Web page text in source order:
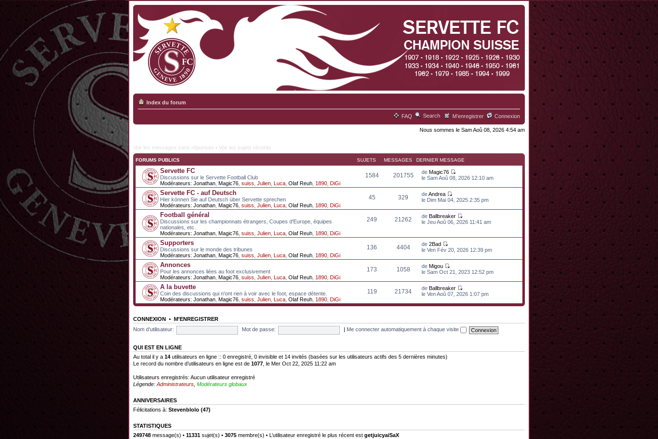
Index du forum
FAQ Search M’enregistrer Connexion
Nous sommes le Sam Aoû 08, 2026 4:54 am
Voir les messages sans réponses • Voir les sujets récents
FORUMS PUBLICS SUJETS MESSAGES DERNIER MESSAGE
Servette FC
Discussions sur le Servette Football Club
Modérateurs: Jonathan Magic76 suiss Julien Luca Olaf Reuh 1890 DiGi
1584 201755 deMagic76
le Sam Aoû 08, 2026 12:10 am
Servette FC - auf Deutsch
Hier können Sie auf Deutsch über Servette sprechen
Modérateurs: Jonathan Magic76 suiss Julien Luca Olaf Reuh 1890 DiGi
45 329 deAndrea
le Dim Mai 04, 2025 2:35 pm
Football général
Discussions sur les championnats étrangers, Coupes d'Europe, équipes
nationales, etc.
Modérateurs: Jonathan Magic76 suiss Julien Luca Olaf Reuh 1890 DiGi
249 21262 deBallbreaker
le Jeu Aoû 06, 2026 11:41 am
Supporters
Discussions sur le monde des tribunes
Modérateurs: Jonathan Magic76 suiss Julien Luca Olaf Reuh 1890 DiGi
136 4404 de2Bad
le Ven Fév 20, 2026 12:39 pm
Annonces
Pour les annonces liées au foot exclusivement
Modérateurs: Jonathan Magic76 suiss Julien Luca Olaf Reuh 1890 DiGi
173 1058 deMigou
le Sam Oct 21, 2023 12:52 pm
A la buvette
Coin des discussions qui n'ont rien à voir avec le foot, espace détente.
Modérateurs: Jonathan Magic76 suiss Julien Luca Olaf Reuh 1890 DiGi
119 21734 deBallbreaker
le Ven Aoû 07, 2026 1:07 pm
CONNEXION • M’ENREGISTRER
Nom d’utilisateur:
Mot de passe: Me connecter automatiquement à chaque visite
QUI EST EN LIGNE
Au total il y a 14 utilisateurs en ligne :: 0 enregistré, 0 invisible et 14 invités (basées sur les utilisateurs actifs des 5 dernières minutes)
Le record du nombre d’utilisateurs en ligne est de 1077 , le Mer Oct 22, 2025 11:22 am
Utilisateurs enregistrés: Aucun utilisateur enregistré
Légende: Administrateurs Modérateurs globaux
ANNIVERSAIRES
Félicitations à: Stevenblolo (47)
STATISTIQUES
249748 message(s) • 11331 sujet(s) • 3075 membre(s) • L’utilisateur enregistré le plus récent est getjuicyaiSaX